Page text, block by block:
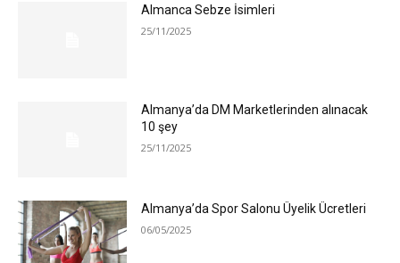
Almanca Sebze İsimleri
25/11/2025
Almanya’da DM Marketlerinden alınacak
10 şey
25/11/2025
Almanya’da Spor Salonu Üyelik Ücretleri
06/05/2025